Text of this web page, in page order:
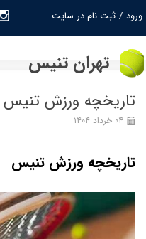
ورود / ثبت نام در سایت
حساب کاربری من
تغییر گذر واژه
سفارشات
تهران تنیس
تاریخچه ورزش تنیس
۰۴ خرداد ۱۴۰۴
تاریخچه ورزش تنیس